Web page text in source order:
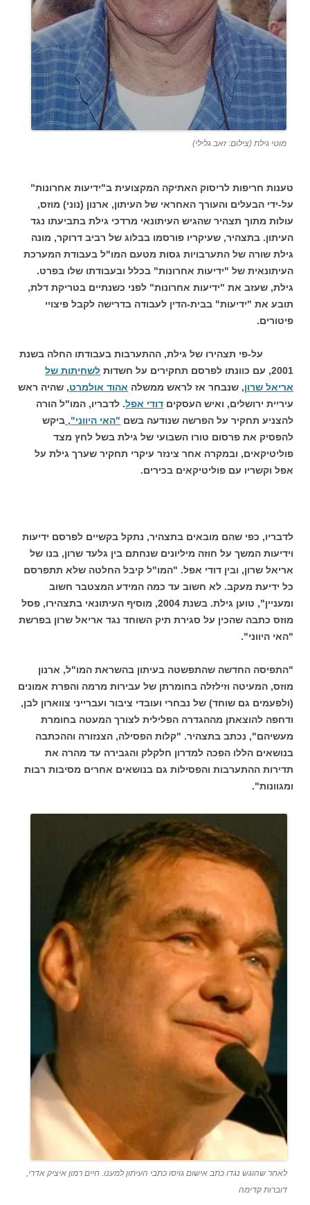
מוטי גילת (צילום: זאב גלילי)
טענות חריפות לריסוק האתיקה המקצועית ב"ידיעות אחרונות"
על-ידי הבעלים והעורך האחראי של העיתון, ארנון (נוני) מוזס,
עולות מתוך תצהיר שהגיש העיתונאי מרדכי גילת בתביעתו נגד
העיתון. בתצהיר, שעיקריו פורסמו בבלוג של רביב דרוקר, מונה
גילת שורה של התערבויות גסות מטעם המו"ל בעבודת המערכת
העיתונאית של "ידיעות אחרונות" בכלל ובעבודתו שלו בפרט.
גילת, שעזב את "ידיעות אחרונות" לפני כשנתיים בטריקת דלת,
תובע את "ידיעות" בבית-הדין לעבודה בדרישה לקבל פיצויי
פיטורים.
על-פי תצהירו של גילת, ההתערבות בעבודתו החלה בשנת
2001, עם כוונתו לפרסם תחקירים על חשדות
לשחיתות של
אריאל שרון, שנבחר אז לראש ממשלה אהוד אולמרט, שהיה ראש
עיריית ירושלים, ואיש העסקים דודי אפל. לדבריו, המו"ל הורה
להצניע תחקיר על הפרשה שנודעה בשם "האי היווני", ביקש
להפסיק את פרסום טורו השבועי של גילת בשל לחץ מצד
פוליטיקאים, ובמקרה אחר צינזר עיקרי תחקיר שערך גילת על
אפל וקשריו עם פוליטיקאים בכירים.
לדבריו, כפי שהם מובאים בתצהיר, נתקל בקשיים לפרסם ידיעות
וידיעות המשך על חוזה מיליונים שנחתם בין גלעד שרון, בנו של
אריאל שרון, ובין דודי אפל. "המו"ל קיבל החלטה שלא תתפרסם
כל ידיעת מעקב. לא חשוב עד כמה המידע המצטבר חשוב
ומעניין", טוען גילת. בשנת 2004, מוסיף העיתונאי בתצהירו, פסל
מוזס כתבה שהכין על סגירת תיק השוחד נגד אריאל שרון בפרשת
"האי היווני".
"התפיסה החדשה שהתפשטה בעיתון בהשראת המו"ל, ארנון
מוזס, המעיטה וזילזלה בחומרתן של עבירות מרמה והפרת אמונים
(ולפעמים גם שוחד) של נבחרי ועובדי ציבור ועברייני צווארון לבן,
ודחפה להוצאתן מההגדרה הפלילית לצורך המעטה בחומרת
מעשיהם", נכתב בתצהיר. "קלות הפסילה, הצנזורה וההכתבה
בנושאים הללו הפכה למדרון חלקלק והגבירה עד מהרה את
תדירות ההתערבות והפסילות גם בנושאים אחרים מסיבות רבות
ומגוונות".
לאחר שהוגש נגדו כתב אישום גויסו כתבי העיתון למענו. חיים רמון איציק אדרי,
דוברות קדימה